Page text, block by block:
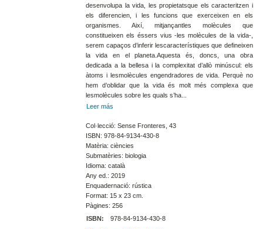
desenvolupa la vida, les propietatsque els caracteritzen i
els diferencien, i les funcions que exerceixen en els
organismes. Així, mitjançantles molècules que
constitueixen els éssers vius -les molècules de la vida-,
serem capaços d’inferir lescaracterístiques que defineixen
la vida en el planeta.Aquesta és, doncs, una obra
dedicada a la bellesa i la complexitat d’allò minúscul: els
àtoms i lesmolècules engendradores de vida. Perquè no
hem d’oblidar que la vida és molt més complexa que
lesmolècules sobre les quals s’ha...
Leer más
Col·lecció: Sense Fronteres, 43
ISBN: 978-84-9134-430-8
Matèria: ciències
Submatèries: biologia
Idioma: català
Any ed.: 2019
Enquadernació: rústica
Format: 15 x 23 cm.
Pàgines: 256
ISBN:
978-84-9134-430-8